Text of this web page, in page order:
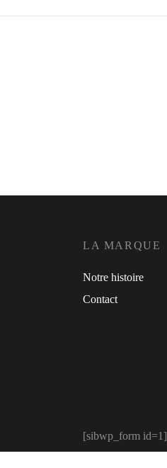
LA MARQUE
Notre histoire
Contact
[sibwp_form id=1]